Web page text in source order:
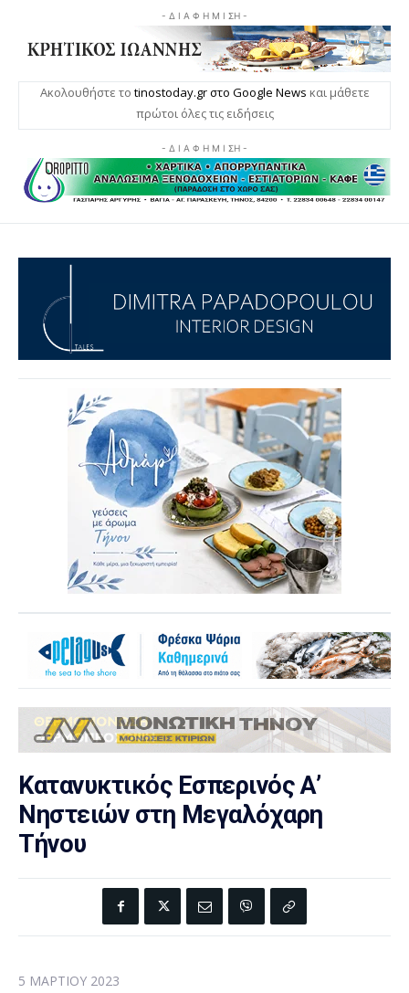
- Δ Ι Α Φ Η Μ Ι ΣΗ -
Ακολουθήστε το tinostoday.gr στο Google News και μάθετε
πρώτοι όλες τις ειδήσεις
- Δ Ι Α Φ Η Μ Ι ΣΗ -